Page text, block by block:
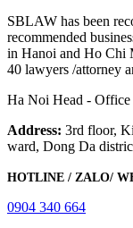
SBLAW has been
recommended
in Hanoi and Ho Chi
40 lawyers /attorney
Ha Noi Head - Office
Address: 3rd floor,
ward, Dong Da
HOTLINE / ZALO/
0904 340 664